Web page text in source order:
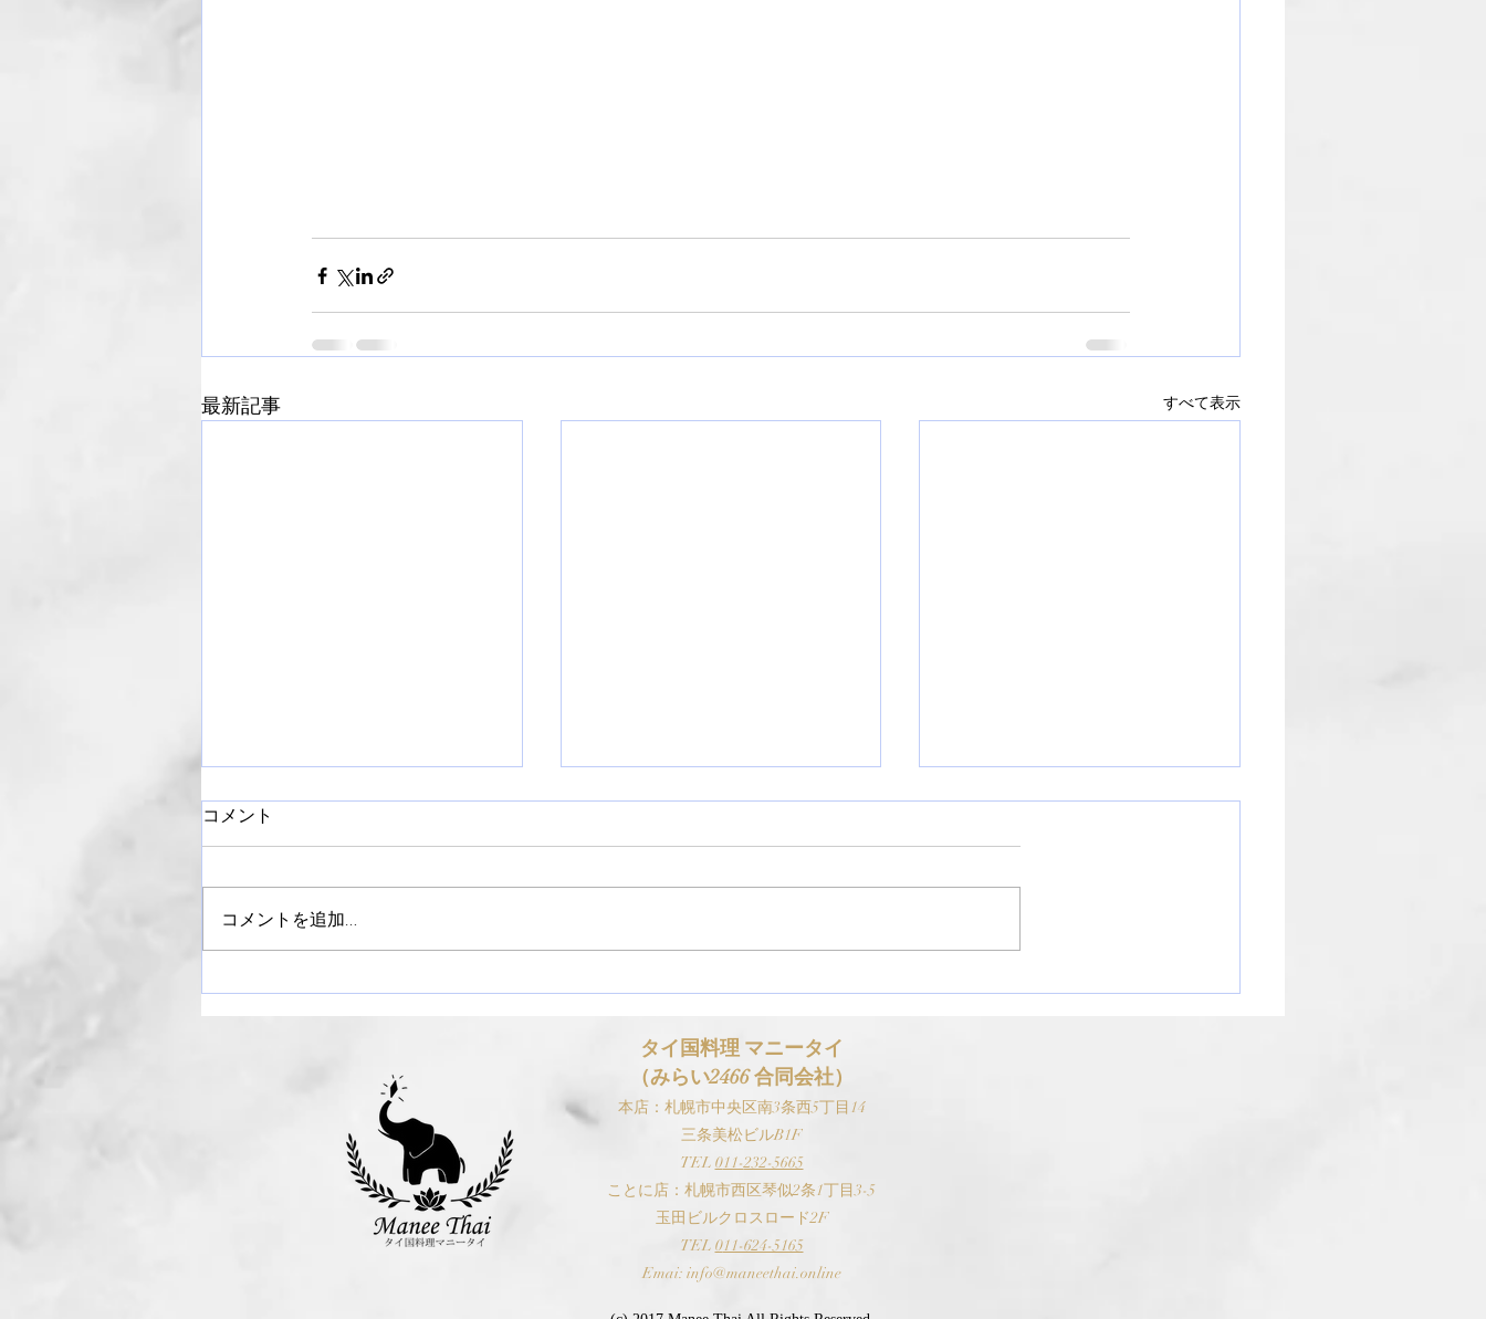
最新記事 すべて表示
ールについて
コメント
コメントを追加…
タイ国料理 マニータイ
（みらい2466 合同会社）
本店：札幌市中央区南3条西5丁目14
三条美松ビルB1F
TEL 011-232-5665
​ことに店：札幌市西区琴似2条1丁目3-5
玉田ビルクロスロード2F
TEL 011-624-5165
Emai: info@maneethai.online